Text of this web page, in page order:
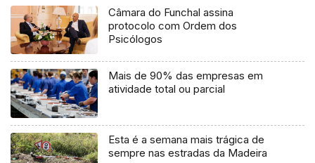
Câmara do Funchal assina
protocolo com Ordem dos
Psicólogos
Mais de 90% das empresas em
atividade total ou parcial
Esta é a semana mais trágica de
sempre nas estradas da Madeira